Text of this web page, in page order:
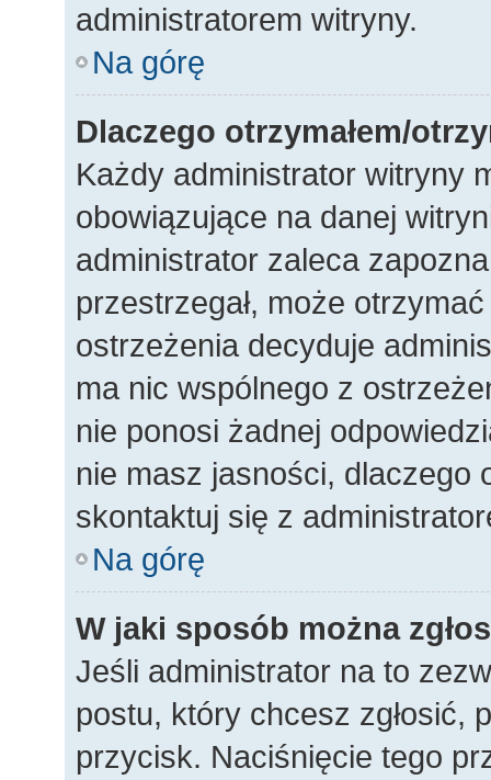
administratorem witryny.
Na górę
Dlaczego otrzymałem/
Każdy administrator witryny
obowiązujące na danej
administrator zaleca
przestrzegał, może
ostrzeżenia decyduje
ma nic wspólnego z
nie ponosi żadnej
nie masz jasności, dlaczego
skontaktuj się z
Na górę
W jaki sposób można
Jeśli administrator na to
postu, który chcesz zgłosić,
przycisk. Naciśnięcie tego